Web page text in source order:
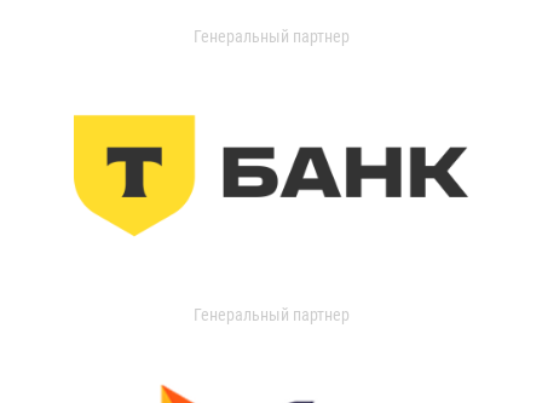
Генеральный партнер
Генеральный партнер